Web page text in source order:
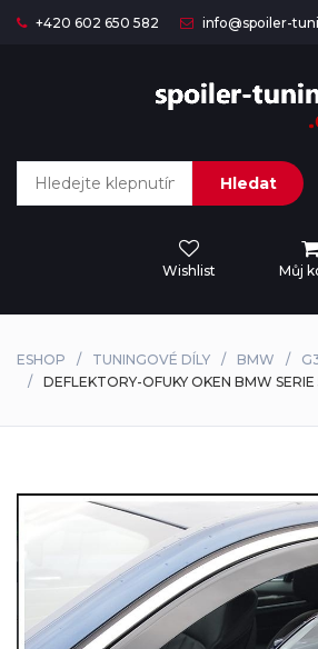
+420 602 650 582 info@spoiler-
Hledat
Wishlist Můj
ESHOP TUNINGOVÉ DÍLY BMW
DEFLEKTORY-OFUKY OKEN BMW